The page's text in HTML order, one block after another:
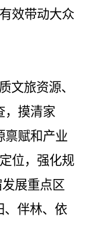
效带动大众
文旅资源、
，摸清家
禀赋和产业
位，强化规
展重点区
、伴林、依